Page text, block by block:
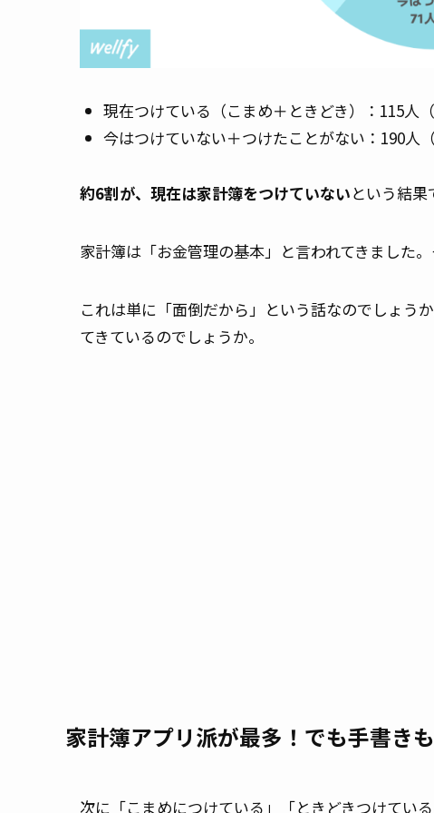
現在つけている（こまめ＋ときどき）：115人（
今はつけていない＋つけたことがない：190人（
約6割が、現在は家計簿をつけていないという結果
家計簿は「お金管理の基本」と言われてきました
これは単に「面倒だから」という話なのでしょう
てきているのでしょうか。
家計簿アプリ派が最多！でも手書き
次に「こまめにつけている」「ときどきつけてい